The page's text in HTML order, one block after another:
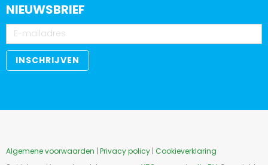
NIEUWSBRIEF
Algemene voorwaarden | Privacy policy | Cookieverklaring